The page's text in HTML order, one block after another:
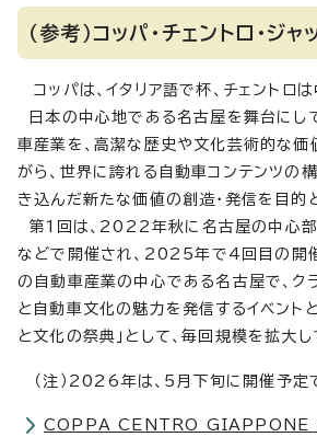
（参考）コッパ・チェントロ・ジ
コッパは、イタリア語で杯、チェントロ
日本の中心地である名古屋を舞台にし
車産業を、高潔な歴史や文化芸術的な価
がら、世界に誇れる自動車コンテンツの
き込んだ新たな価値の創造・発信を目的
第1回は、2022年秋に名古屋の中心部
などで開催され、2025年で4回目の開
の自動車産業の中心である名古屋で、ク
と自動車文化の魅力を発信するイベント
と文化の祭典」として、毎回規模を拡大し
（注）2026年は、5月下旬に開催予定で
COPPA CENTRO GIAPPONE